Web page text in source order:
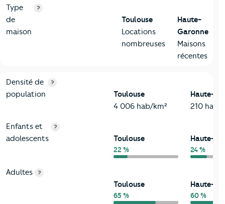
Type
de
maison
?
Toulouse
Locations
nombreuses
Haute-
Garonne
Maisons
récentes
2-Habitants
Critères Toulouse
Densité de
population
?
Toulouse
4 006 hab/km²
Haute-
210 hab/
Enfants et
adolescents
?
Toulouse
22 %
Haute-
24 %
Adultes ?
Toulouse
65 %
Haute-
60 %